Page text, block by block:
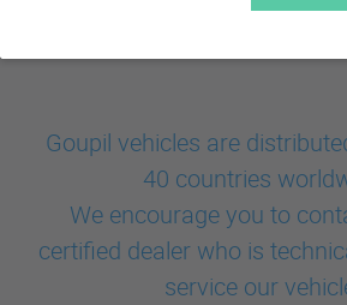
Goupil vehicles are
40 countries
We encourage you to
certified dealer who is
service our